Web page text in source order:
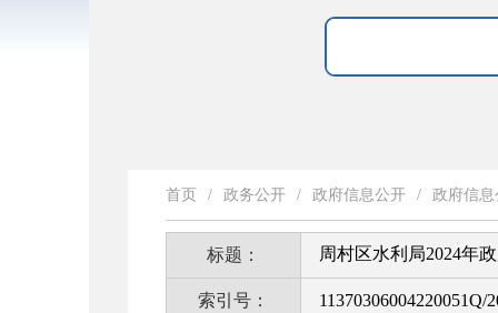
首页 / 政务公开 / 政府信息公开 / 政府信
标题： 周村区水利局2024年
索引号： 11370306004220051Q/